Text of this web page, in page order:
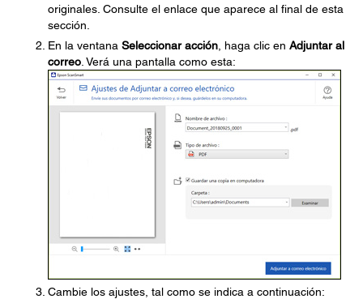
originales. Consulte el enlace que aparece al final de esta
sección.
En la ventana Seleccionar acción , haga clic en Adjuntar al
correo . Verá una pantalla como esta:
Cambie los ajustes, tal como se indica a continuación: